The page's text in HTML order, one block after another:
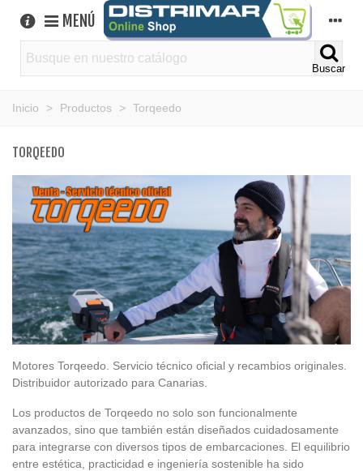
MENÚ
Buscar
Inicio > Productos > Torqeedo
TORQEEDO
Motores Torqeedo. Servicio técnico oficial y recambios originales.
Distribuidor autorizado para Canarias.
Los productos de Torqeedo no solo son funcionalmente
avanzados, sino que también están diseñados cuidadosamente
para integrarse con diversos tipos de embarcaciones. El equilibrio
entre estética, practicidad e ingeniería sostenible ha sido